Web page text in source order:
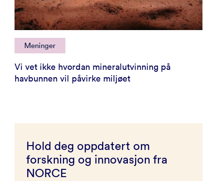
Meninger
Vi vet ikke hvordan mineralutvinning på
havbunnen vil påvirke miljøet
Hold deg oppdatert om
forskning og innovasjon fra
NORCE